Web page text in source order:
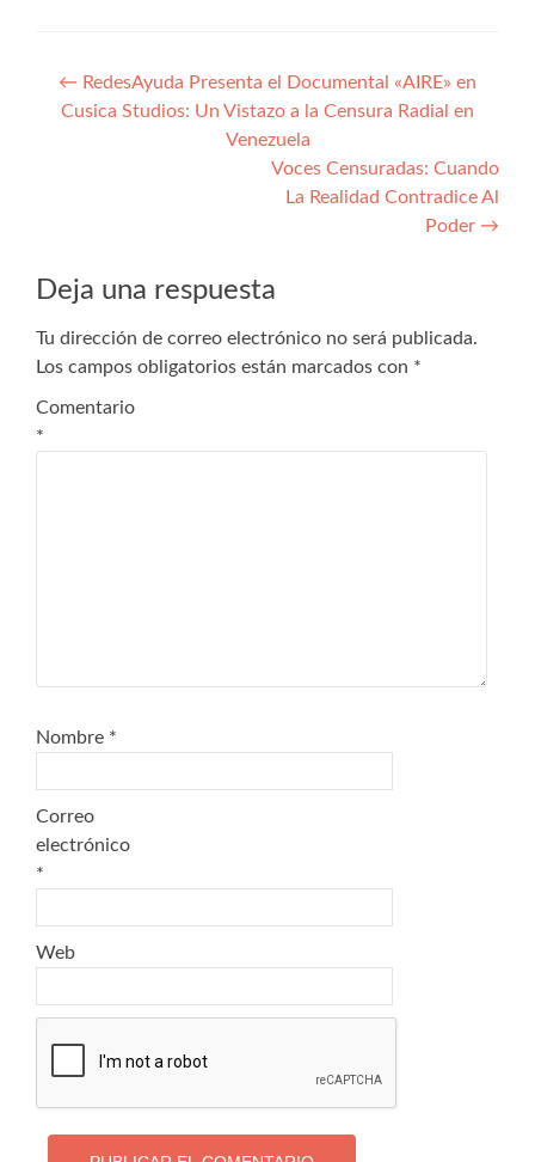
Navegación
de
← RedesAyuda Presenta el Documental «AIRE» en
Cusica Studios: Un Vistazo a la Censura Radial en
Venezuela
Voces Censuradas: Cuando
La Realidad Contradice Al
Poder →
Deja una respuesta
Tu dirección de correo electrónico no será publicada.
Los campos obligatorios están marcados con *
Comentario
*
Nombre *
Correo
electrónico
*
Web